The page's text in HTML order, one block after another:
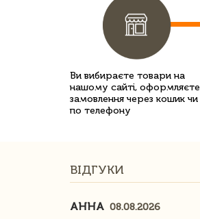
Ви вибираєте товари на
нашому сайті, оформляєте
замовлення через кошик чи
по телефону
ВІДГУКИ
АННА 08.08.2026